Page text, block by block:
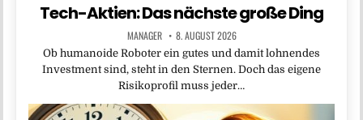
Tech-Aktien: Das nächste große Ding
MANAGER 8. AUGUST 2026
Ob humanoide Roboter ein gutes und damit lohnendes
Investment sind, steht in den Sternen. Doch das eigene
Risikoprofil muss jeder…